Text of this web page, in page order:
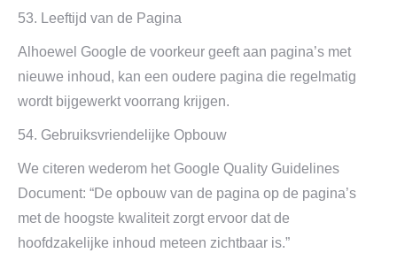
53. Leeftijd van de Pagina
Alhoewel Google de voorkeur geeft aan pagina’s met
nieuwe inhoud, kan een oudere pagina die regelmatig
wordt bijgewerkt voorrang krijgen.
54. Gebruiksvriendelijke Opbouw
We citeren wederom het Google Quality Guidelines
Document: “De opbouw van de pagina op de pagina’s
met de hoogste kwaliteit zorgt ervoor dat de
hoofdzakelijke inhoud meteen zichtbaar is.”